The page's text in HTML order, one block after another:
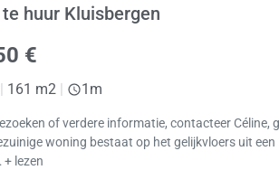
huur Kluisbergen
€
161 m2 1m
of verdere informatie, contacteer Céline,
woning bestaat op het gelijkvloers uit
+ lezen